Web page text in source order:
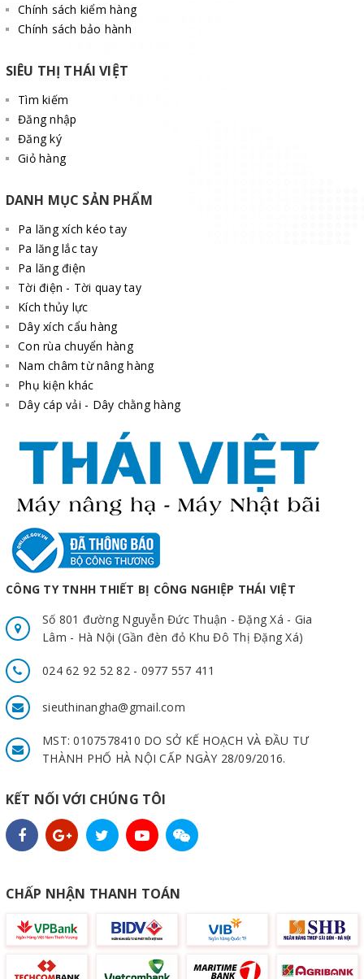
Chính sách kiểm hàng
Chính sách bảo hành
SIÊU THỊ THÁI VIỆT
Tìm kiếm
Đăng nhập
Đăng ký
Giỏ hàng
DANH MỤC SẢN PHẨM
Pa lăng xích kéo tay
Pa lăng lắc tay
Pa lăng điện
Tời điện - Tời quay tay
Kích thủy lực
Dây xích cẩu hàng
Con rùa chuyển hàng
Nam châm từ nâng hàng
Phụ kiện khác
Dây cáp vải - Dây chằng hàng
CÔNG TY TNHH THIẾT BỊ CÔNG NGHIỆP THÁI VIỆT
Số 801 đường Nguyễn Đức Thuận - Đặng Xá - Gia
Lâm - Hà Nội (Gần đèn đỏ Khu Đô Thị Đặng Xá)
024 62 92 52 82 - 0977 557 411
sieuthinangha@gmail.com
MST: 0107578410 DO SỞ KẾ HOẠCH VÀ ĐẦU TƯ
THÀNH PHỐ HÀ NỘI CẤP NGÀY 28/09/2016.
KẾT NỐI VỚI CHÚNG TÔI
CHẤP NHẬN THANH TOÁN